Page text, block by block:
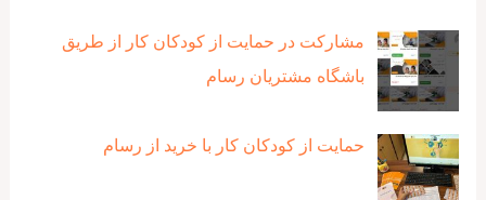
مشارکت در حمایت از کودکان کار از طریق
باشگاه مشتریان رسام
حمایت از کودکان کار با خرید از رسام